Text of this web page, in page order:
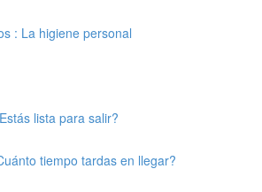
: La higiene personal
lista para salir?
tiempo tardas en llegar?